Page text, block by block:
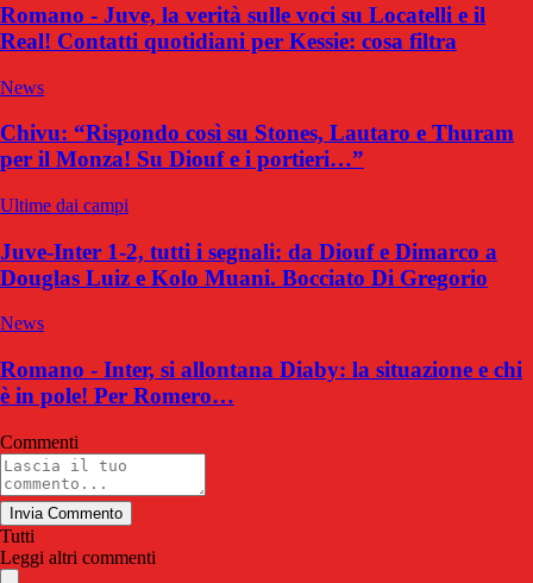
Romano - Juve, la verità sulle voci su Locatelli e il
Real! Contatti quotidiani per Kessie: cosa filtra
News
Chivu: “Rispondo così su Stones, Lautaro e Thuram
per il Monza! Su Diouf e i portieri…”
Ultime dai campi
Juve-Inter 1-2, tutti i segnali: da Diouf e Dimarco a
Douglas Luiz e Kolo Muani. Bocciato Di Gregorio
News
Romano - Inter, si allontana Diaby: la situazione e chi
è in pole! Per Romero…
Commenti
Invia Commento
Tutti
Leggi altri commenti